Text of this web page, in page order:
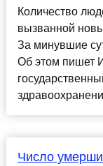
Количество
вызванной
За минувшие
Об этом пишет
Число